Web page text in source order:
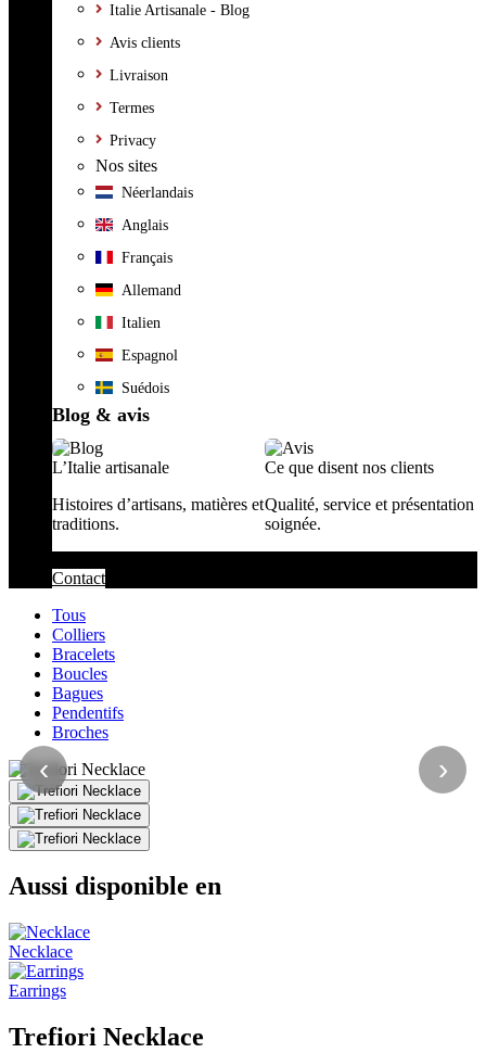
Italie Artisanale - Blog
Avis clients
Livraison
Termes
Privacy
Nos sites
Néerlandais
Anglais
Français
Allemand
Italien
Espagnol
Suédois
Blog & avis
L’Italie artisanale
Histoires d’artisans, matières et
traditions.
Ce que disent nos clients
Qualité, service et présentation
soignée.
Contact
Tous
Colliers
Bracelets
Boucles
Bagues
Pendentifs
Broches
‹ ›
Aussi disponible en
Necklace
Earrings
Trefiori Necklace